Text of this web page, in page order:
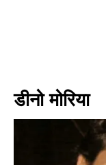
डीनो मोरिया